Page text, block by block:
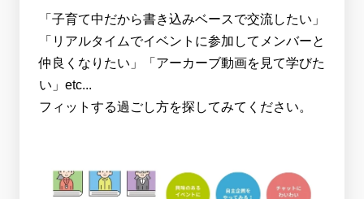
「子育て中だから書き込みベースで交流したい」
「リアルタイムでイベントに参加してメンバーと
仲良くなりたい」「アーカーブ動画を見て学びた
い」etc...
フィットする過ごし方を探してみてください。